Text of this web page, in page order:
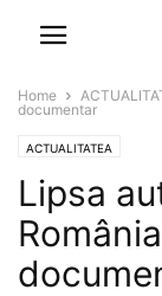
Home
documentar
ACTUALITATEA
Lipsa